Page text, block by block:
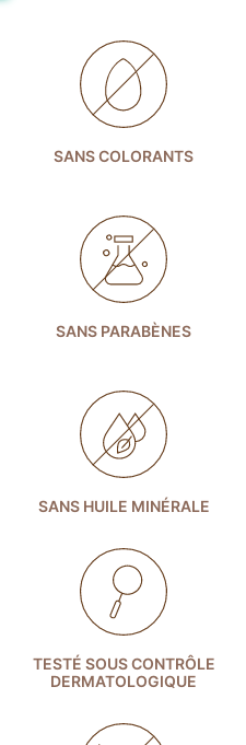
SANS COLORANTS
SANS PARABÈNES
SANS HUILE MINÉRALE
TESTÉ SOUS CONTRÔLE
DERMATOLOGIQUE